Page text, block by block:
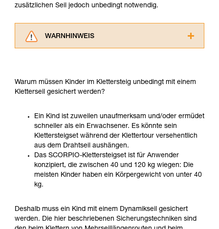
zusätzlichen Seil jedoch unbedingt notwendig.
WARNHINWEIS
ziehen. Um diese Zusatzinformationen
verstehen zu können, müssen Sie zuerst die in
Informationen richtig verstanden haben.
Die Beherrschung dieser Techniken setzt eine
entsprechende Ausbildung und ein spezielles
Training voraus. Prüfen Sie zusammen mit
einem Profi, ob Sie in der Lage sind, den
Vorgang alleine sicher zu wiederholen, bevor
Sie ihn eigenständig durchführen.
beschrieben werden.
Warum müssen Kinder im Klettersteig unbedingt mit einem
Kletterseil gesichert werden?
Ein Kind ist zuweilen unaufmerksam und/oder ermüdet
schneller als ein Erwachsener. Es könnte sein
Klettersteigset während der Klettertour versehentlich
aus dem Drahtseil aushängen.
Das SCORPIO-Klettersteigset ist für Anwender
konzipiert, die zwischen 40 und 120 kg wiegen: Die
meisten Kinder haben ein Körpergewicht von unter 40
kg.
Deshalb muss ein Kind mit einem Dynamikseil gesichert
werden. Die hier beschriebenen Sicherungstechniken sind